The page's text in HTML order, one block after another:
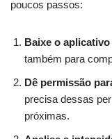
poucos passos:
Baixe o aplicativo
também para
Dê permissão
precisa dessas
próximas.